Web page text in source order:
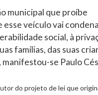
municipal que proíbe
veículo vai
social, à
famílias, das suas
manifestou-se Paulo
do projeto de lei que